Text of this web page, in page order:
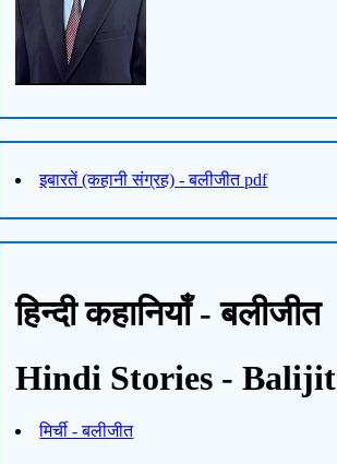
इबारतें (कहानी संग्रह) - बलीजीत pdf
हिन्दी कहानियाँ - बलीजीत
Hindi Stories - Balijit
मिर्ची - बलीजीत